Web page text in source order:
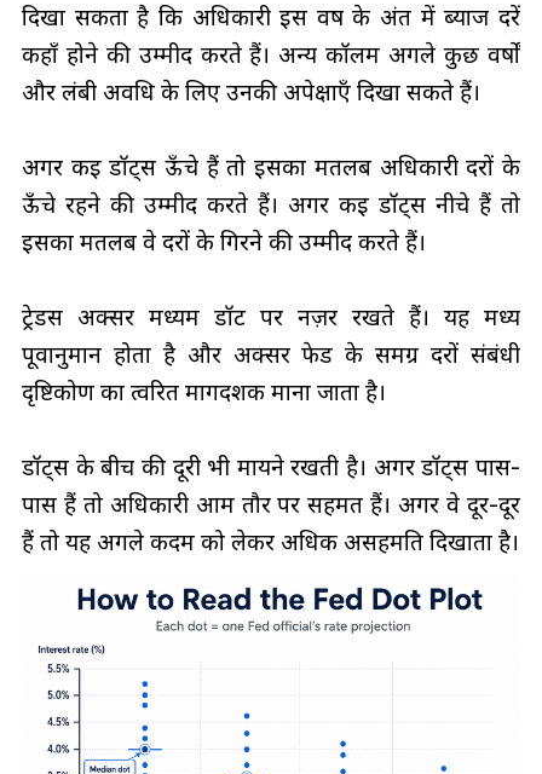
दिखा सकता है कि अधिकारी इस वर्ष के अंत में ब्याज दरें
कहाँ होने की उम्मीद करते हैं। अन्य कॉलम अगले कुछ वर्षों
और लंबी अवधि के लिए उनकी अपेक्षाएँ दिखा सकते हैं।
अगर कई डॉट्स ऊँचे हैं तो इसका मतलब अधिकारी दरों के
ऊँचे रहने की उम्मीद करते हैं। अगर कई डॉट्स नीचे हैं तो
इसका मतलब वे दरों के गिरने की उम्मीद करते हैं।
ट्रेडर्स अक्सर मध्यम डॉट पर नज़र रखते हैं। यह मध्य
पूर्वानुमान होता है और अक्सर फेड के समग्र दरों संबंधी
दृष्टिकोण का त्वरित मार्गदर्शक माना जाता है।
डॉट्स के बीच की दूरी भी मायने रखती है। अगर डॉट्स पास-
पास हैं तो अधिकारी आम तौर पर सहमत हैं। अगर वे दूर-दूर
हैं तो यह अगले कदम को लेकर अधिक असहमति दिखाता है।